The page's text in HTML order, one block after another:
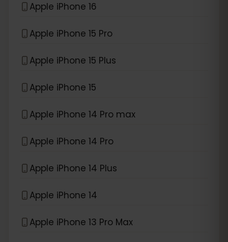
Apple iPhone 16
Apple iPhone 15 Pro
Apple iPhone 15 Plus
Apple iPhone 15
Apple iPhone 14 Pro max
Apple iPhone 14 Pro
Apple iPhone 14 Plus
Apple iPhone 14
Apple iPhone 13 Pro Max